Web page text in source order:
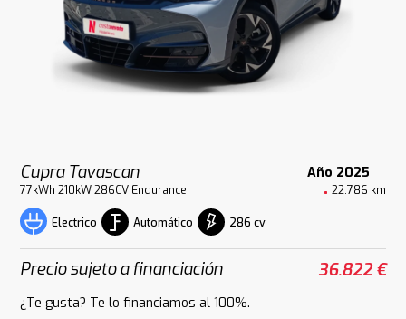
Cupra Tavascan Año 2025
77kWh 210kW 286CV Endurance 22.786 km
Electrico Automático 286 cv
Precio sujeto a financiación 36.822 €
¿Te gusta? Te lo financiamos al 100%.